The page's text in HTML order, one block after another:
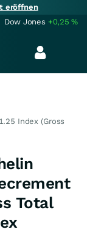
eröffnen
Dow Jones +0,25%
Index (Gross
Total